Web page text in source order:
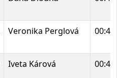
Veronika Perglová
Iveta Kárová